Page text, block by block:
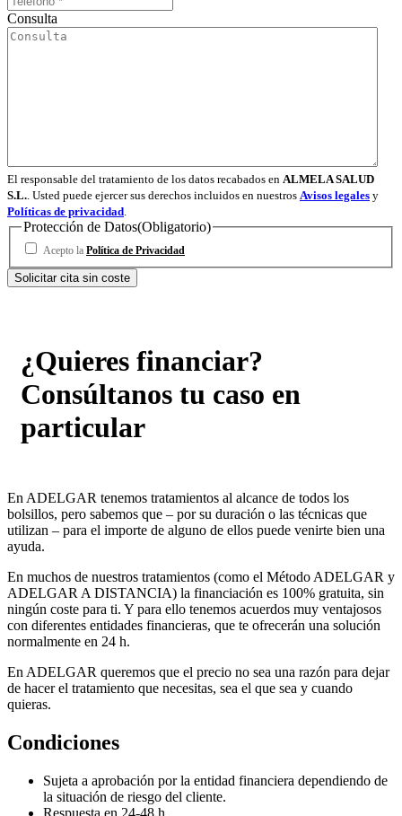
Consulta
El responsable del tratamiento de los datos recabados en ALMELA SALUD
S.L. . Usted puede ejercer sus derechos incluidos en nuestros Avisos legales y
Políticas de privacidad
Protección de Datos(Obligatorio)
Acepto la Política de Privacidad
¿Quieres financiar?
Consúltanos tu caso en
particular
En ADELGAR tenemos tratamientos al alcance de todos los
bolsillos, pero sabemos que – por su duración o las técnicas que
utilizan – para el importe de alguno de ellos puede venirte bien una
ayuda.
En muchos de nuestros tratamientos (como el Método ADELGAR y
ADELGAR A DISTANCIA) la financiación es 100% gratuita, sin
ningún coste para ti. Y para ello tenemos acuerdos muy ventajosos
con diferentes entidades financieras, que te ofrecerán una solución
normalmente en 24 h.
En ADELGAR queremos que el precio no sea una razón para dejar
de hacer el tratamiento que necesitas, sea el que sea y cuando
quieras.
Condiciones
Sujeta a aprobación por la entidad financiera dependiendo de
la situación de riesgo del cliente.
Respuesta en 24-48 h.